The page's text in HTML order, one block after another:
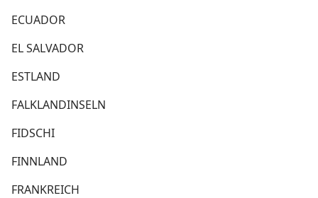
ECUADOR
EL SALVADOR
ESTLAND
FALKLANDINSELN
FIDSCHI
FINNLAND
FRANKREICH